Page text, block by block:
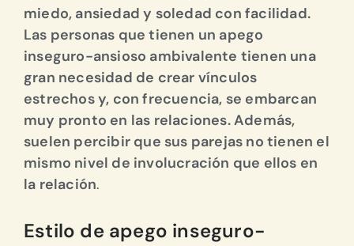
miedo, ansiedad y soledad con facilidad.
Las personas que tienen un apego
inseguro-ansioso ambivalente tienen una
gran necesidad de crear vínculos
estrechos y, con frecuencia, se embarcan
muy pronto en las relaciones. Además,
suelen percibir que sus parejas no tienen el
mismo nivel de involucración que ellos en
la relación.
Estilo de apego inseguro-